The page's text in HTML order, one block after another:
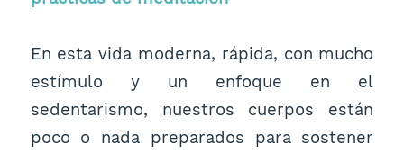
En esta vida moderna, rápida, con mucho
estímulo y un enfoque en el
sedentarismo, nuestros cuerpos están
poco o nada preparados para sostener